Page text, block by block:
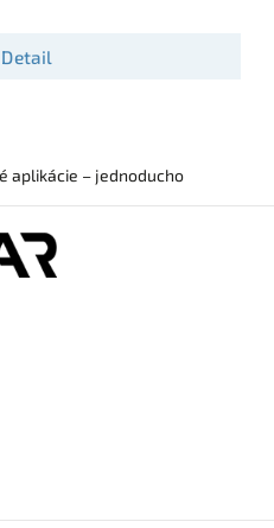
Detail
aplikácie – jednoducho